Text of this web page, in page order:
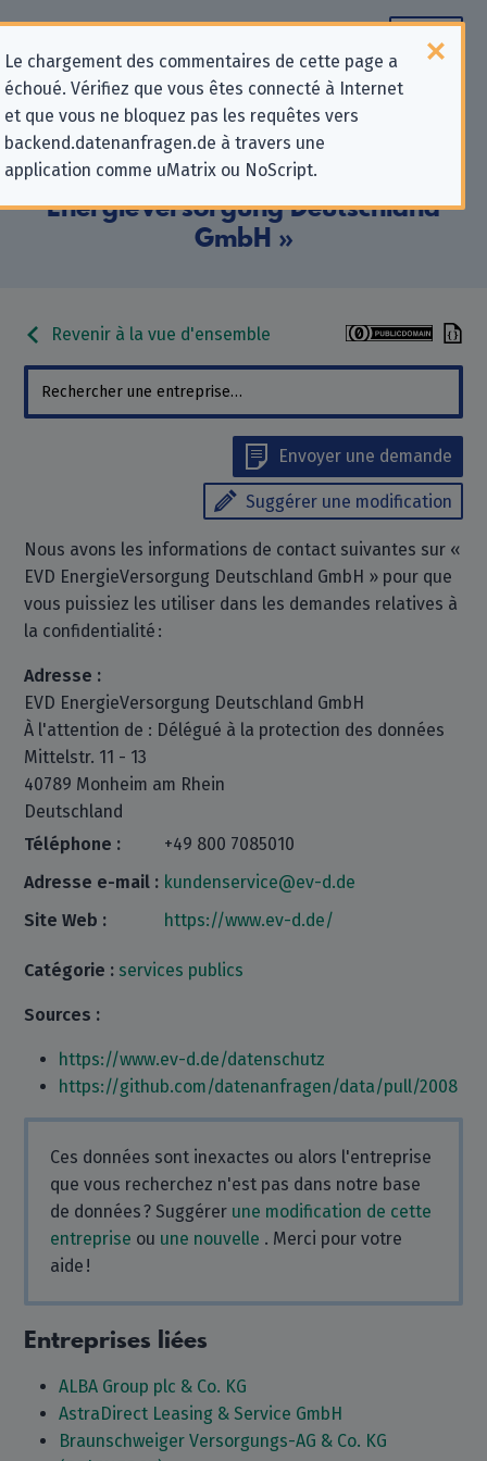
Le chargement des commentaires de cette page a
échoué. Vérifiez que vous êtes connecté à Internet
et que vous ne bloquez pas les requêtes vers
backend.datenanfragen.de à travers une
application comme uMatrix ou NoScript.
Informations de contact pour les
demandes relatives à la protection
de la vie privée pour « EVD
EnergieVersorgung Deutschland
GmbH »
Revenir à la vue d'ensemble
Envoyer une demande
Suggérer une modification
Nous avons les informations de contact suivantes sur «
EVD EnergieVersorgung Deutschland GmbH » pour que
vous puissiez les utiliser dans les demandes relatives à
la confidentialité :
Adresse :
EVD EnergieVersorgung Deutschland GmbH
À l'attention de : Délégué à la protection des données
Mittelstr. 11 - 13
40789 Monheim am Rhein
Deutschland
Téléphone :
+49 800 7085010
Adresse e-mail : kundenservice@ev-d.de
Site Web :
https://www.ev-d.de/
Catégorie : services publics
Sources :
https://www.ev-d.de/datenschutz
https://github.com/datenanfragen/data/pull/2008
Ces données sont inexactes ou alors l'entreprise
que vous recherchez n'est pas dans notre base
de données ? Suggérer une modification de cette
entreprise ou une nouvelle . Merci pour votre
aide !
Entreprises liées
ALBA Group plc & Co. KG
AstraDirect Leasing & Service GmbH
Braunschweiger Versorgungs-AG & Co. KG